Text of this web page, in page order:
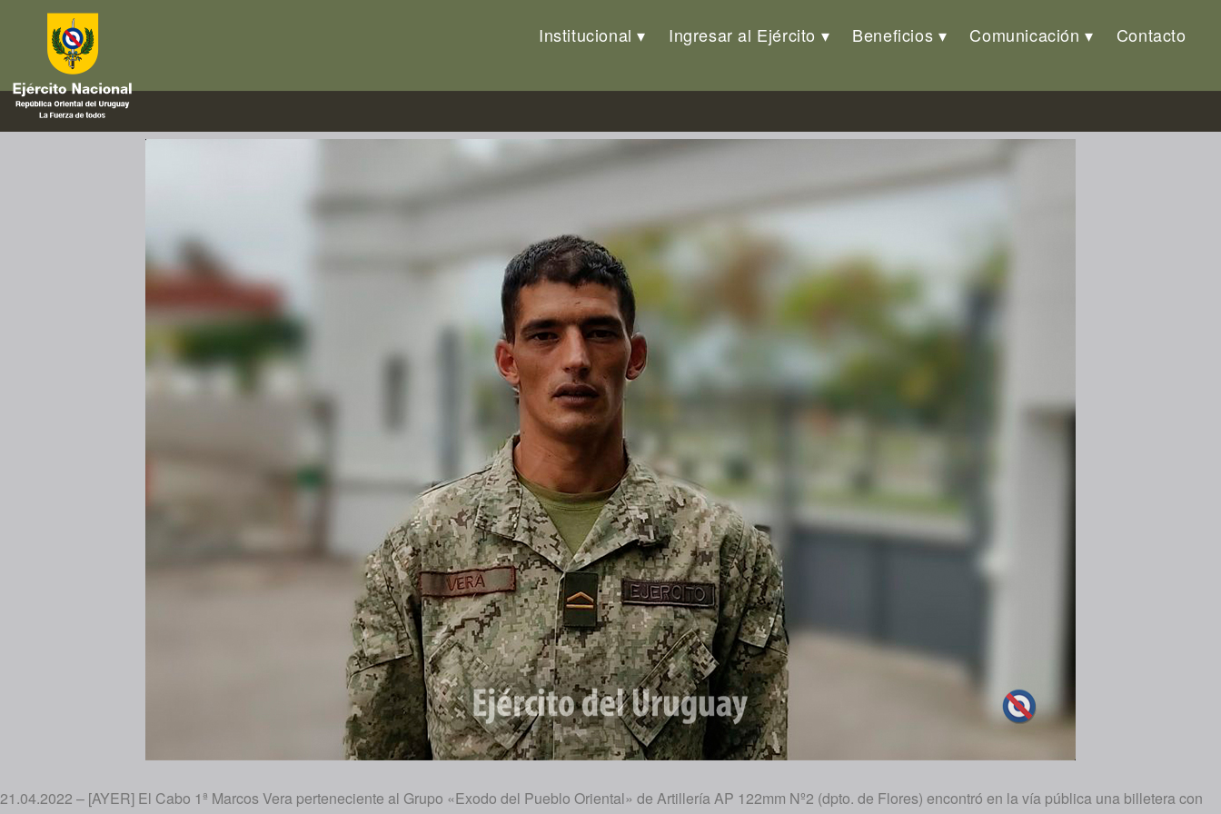
Institucional Ingresar al Ejército Beneficios Comunicación Contacto
Ejemplosaseguir
Hechos dignos de destacar
21.04.2022 – [AYER] El Cabo 1ª Marcos Vera perteneciente al Grupo «Exodo del Pueblo Oriental» de Artillería AP 122mm Nº2 (dpto. de Flores) encontró en la vía pública una billetera con